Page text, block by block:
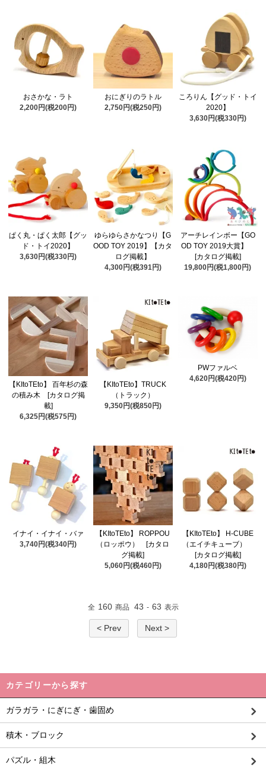
おさかな・ラト
2,200円(税200円)
おにぎりのラトル
2,750円(税250円)
ころりん【グッド・トイ
2020】
3,630円(税330円)
ぱく丸・ぱく太郎【グッ
ド・トイ2020】
3,630円(税330円)
ゆらゆらさかなつり【G
OOD TOY 2019】【カタ
ログ掲載】
4,300円(税391円)
アーチレインボー【GO
OD TOY 2019大賞】
[カタログ掲載]
19,800円(税1,800円)
【KItoTEto】 百年杉の森
の積み木 [カタログ掲
載]
6,325円(税575円)
【KItoTEto】TRUCK
（トラック）
9,350円(税850円)
PWファルベ
4,620円(税420円)
イナイ・イナイ・バァ
3,740円(税340円)
【KItoTEto】 ROPPOU
（ロッポウ） [カタロ
グ掲載]
5,060円(税460円)
【KItoTEto】 H-CUBE
（エイチキューブ）
[カタログ掲載]
4,180円(税380円)
全 160 商品 43 - 63 表示
< Prev Next >
カテゴリーから探す
ガラガラ・にぎにぎ・歯固め
積木・ブロック
パズル・組木